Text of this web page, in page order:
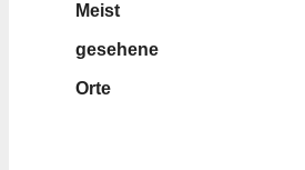
Meist
gesehene
Orte